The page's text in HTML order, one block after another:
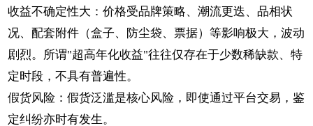
收益不确定性大：价格受品牌策略、潮流更迭、品相状
况、配套附件（盒子、防尘袋、票据）等影响极大，波动
剧烈。所谓"超高年化收益"往往仅存在于少数稀缺款、特
定时段，不具有普遍性。
假货风险：假货泛滥是核心风险，即使通过平台交易，鉴
定纠纷亦时有发生。